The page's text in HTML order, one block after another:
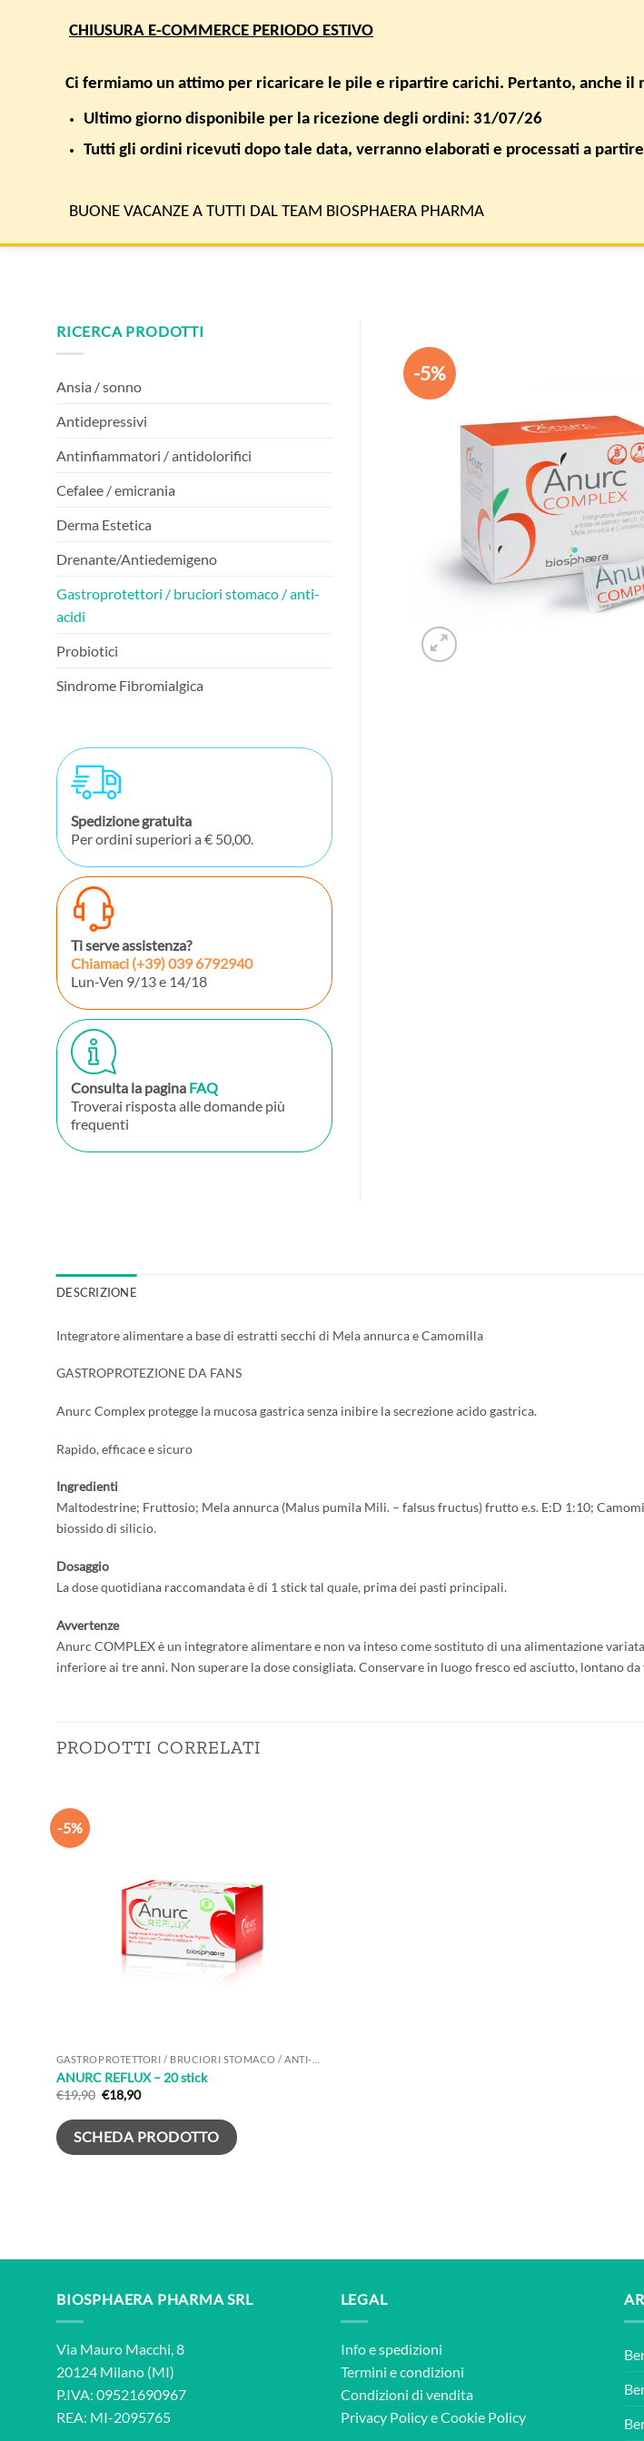
-5%
RICERCA PRODOTTI
Ansia / sonno
Antidepressivi
Antinfiammatori / antidolorifici
Cefalee / emicrania
Derma Estetica
Drenante/Antiedemigeno
Gastroprotettori / bruciori stomaco / anti-
acidi
Probiotici
Sindrome Fibromialgica
Spedizione gratuita
Per ordini superiori a € 50,00.
Ti serve assistenza?
Chiamaci (+39) 039 6792940
Lun-Ven 9/13 e 14/18
Consulta la pagina FAQ
Troverai risposta alle domande più
frequenti
DESCRIZIONE
Integratore alimentare a base di estratti secchi di Mela annurca e Camomilla
GASTROPROTEZIONE DA FANS
Anurc Complex protegge la mucosa gastrica senza inibire la secrezione acido gastrica.
Rapido, efficace e sicuro
Ingredienti
Maltodestrine; Fruttosio; Mela annurca (Malus pumila Mili. – falsus fructus) frutto e.s. E:D 1:10;
biossido di silicio.
Dosaggio
La dose quotidiana raccomandata è di 1 stick tal quale, prima dei pasti principali.
Avvertenze
Anurc COMPLEX è un integratore alimen­tare e non va inteso come sostituto di una alimentazione
inferiore ai tre anni. Non superare la dose consigliata. Conservare in luogo fresco ed asciutto, lontano
PRODOTTI CORRELATI
-5%
ANURC REFLUX – 20 stick
€19,90 Il
prezzo
originale
era:
€19,90.
€18,90Il
attuale
è:
€18,90.
SCHEDA PRODOTTO
BIOSPHAERA PHARMA SRL
Via Mauro Macchi, 8
20124 Milano (MI)
P.IVA: 09521690967
REA: MI-2095765
LEGAL
Info e spedizioni
Termini e condizioni
Condizioni di vendita
Privacy PolicyeCookie Policy
CHIUSURA E-COMMERCE PERIODO ESTIVO
Ci fermiamo un attimo per ricaricare le pile e ripartire carichi. Pertanto, anche il
Ultimo giorno disponibile per la ricezione degli ordini: 31/07/26
Tutti gli ordini ricevuti dopo tale data, verranno elaborati e processati a
BUONE VACANZE A TUTTI DAL TEAM BIOSPHAERA PHARMA